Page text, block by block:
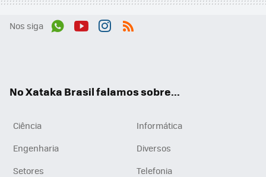
Nos siga
No Xataka Brasil falamos sobre...
Ciência
Informática
Engenharia
Diversos
Setores
Telefonia